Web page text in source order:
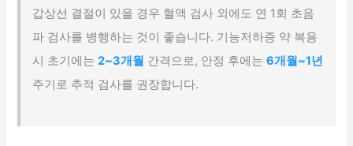
갑상선 결절이 있을 경우 혈액 검사 외에도 연 1회 초음
파 검사를 병행하는 것이 좋습니다. 기능저하증 약 복용
시 초기에는2~3개월 간격으로, 안정 후에는6개월~1년
주기로 추적 검사를 권장합니다.